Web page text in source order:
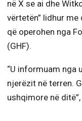
në X se ai dhe
vërtetën” lidhur
që operohen nga
(GHF).
“U informuam nga
njerëzit në terren.
ushqimore në